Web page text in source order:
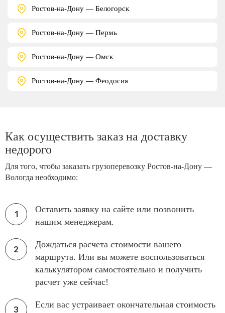
Ростов-на-Дону — Белогорск
Ростов-на-Дону — Пермь
Ростов-на-Дону — Омск
Ростов-на-Дону — Феодосия
Как осуществить заказ на доставку
недорого
Для того, чтобы заказать грузоперевозку Ростов-на-Дону —
Вологда необходимо:
Оставить заявку на сайте или позвонить
нашим менеджерам.
Дождаться расчета стоимости вашего
маршрута. Или вы можете воспользоваться
калькулятором самостоятельно и получить
расчет уже сейчас!
Если вас устраивает окончательная стоимость